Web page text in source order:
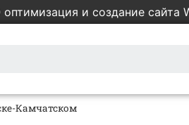
оптимизация и создание сайта
Камчатском